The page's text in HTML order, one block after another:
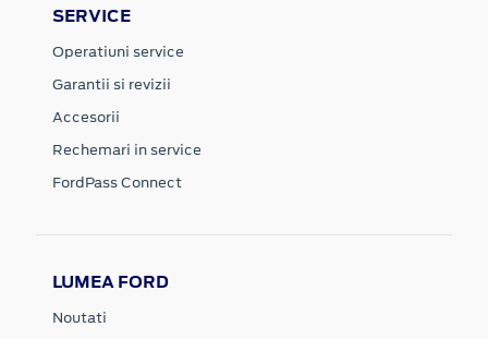
SERVICE
Operatiuni service
Garantii si revizii
Accesorii
Rechemari in service
FordPass Connect
LUMEA FORD
Noutati